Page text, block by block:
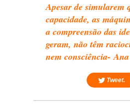
Apesar de simularem
capacidade, as
a compreensão das
geram, não têm
nem consciência-
Tweet.